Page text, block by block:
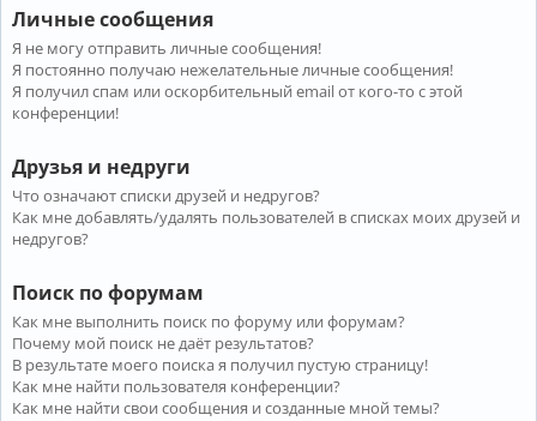
Личные сообщения
Я не могу отправить личные сообщения!
Я постоянно получаю нежелательные личные сообщения!
Я получил спам или оскорбительный email от кого-то с этой
конференции!
Друзья и недруги
Что означают списки друзей и недругов?
Как мне добавлять/удалять пользователей в списках моих друзей и
недругов?
Поиск по форумам
Как мне выполнить поиск по форуму или форумам?
Почему мой поиск не даёт результатов?
В результате моего поиска я получил пустую страницу!
Как мне найти пользователя конференции?
Как мне найти свои сообщения и созданные мной темы?